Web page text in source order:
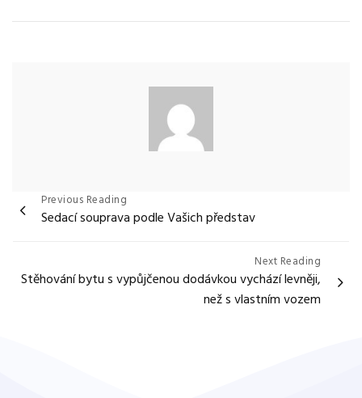
Navigace
pro
Previous Reading
Sedací souprava podle Vašich představ
Next Reading
Stěhování bytu s vypůjčenou dodávkou vychází levněji,
než s vlastním vozem